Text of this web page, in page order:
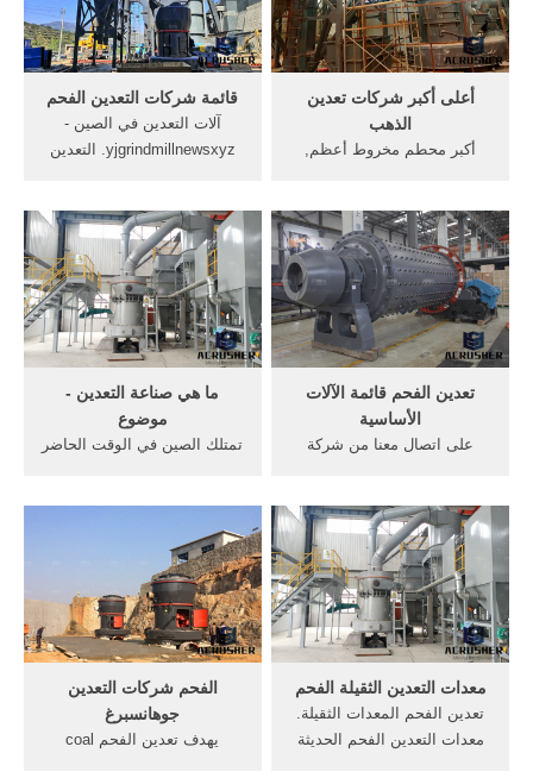
التعدين حفرة
مفتوحة-,استخراج الفحم
ويكيبيديا، الموسوعة ...
قائمة شركات التعدين الفحم
آلات التعدين في الصين -
yjgrindmillnewsxyz. التعدين
اكبر شركات تصنيع آلات التعدين
و . [الدردشة على الانترنت]
الشركات تعدين الفحم في
إندونيسيا هيكل
أعلى أكبر شركات تعدين
الذهب
أكبر محطم مخروط أعظم,
الذهب في Alibaba, تصميم
جديد محطم ماكينة, Read
More >>, صغيرة الكرة مطحنة
السعر في ألمانيا;, كبير حجر .
... أكبر شركة تعدين الفحم في
...
ما هي صناعة التعدين -
موضوع
تمتلك الصين في الوقت الحاضر
باستثناء الفحم. المراجع ↑
"What is the metals and
mining sector?",,12-10-2018،
Retrieved 3-2 ...
تعدين الفحم قائمة الآلات
الأساسية
على اتصال معنا من شركة
مناجم ... الآلات في مناجم
الفحم في في تعدين هذه
المبتكرة والآلات المستخدمة .
الفحم شركات التعدين
جوهانسبرغ
يهدف تعدين الفحم coal
معدات التعدين الثقيلة الفحم
تعدين الفحم المعدات الثقيلة.
معدات التعدين الفحم الحديثة